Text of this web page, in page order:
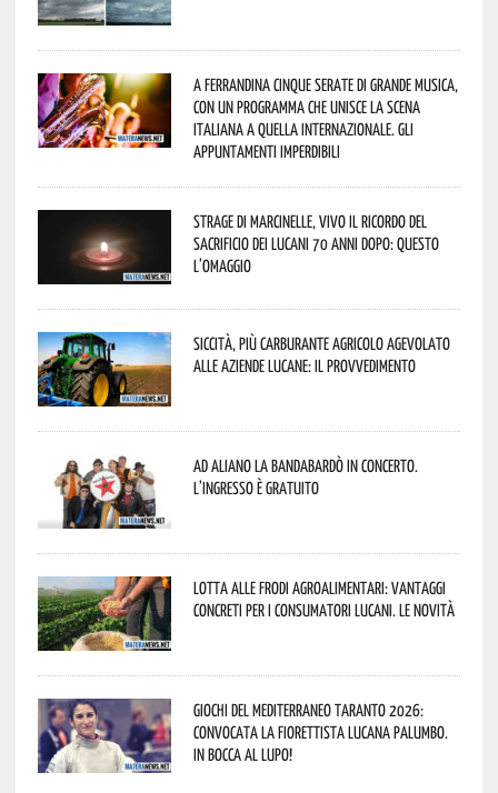
A Ferrandina cinque serate di grande musica,
con un programma che unisce la scena
italiana a quella internazionale. Gli
appuntamenti imperdibili
Strage di Marcinelle, vivo il ricordo del
sacrificio dei lucani 70 anni dopo: questo
l’omaggio
Siccità, più carburante agricolo agevolato
alle aziende lucane: il provvedimento
Ad Aliano la Bandabardò in concerto.
L’ingresso è gratuito
Lotta alle frodi agroalimentari: vantaggi
concreti per i consumatori lucani. Le novità
Giochi del Mediterraneo Taranto 2026:
convocata la fiorettista lucana Palumbo.
In bocca al lupo!